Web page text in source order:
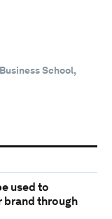
School,
used to
brand through